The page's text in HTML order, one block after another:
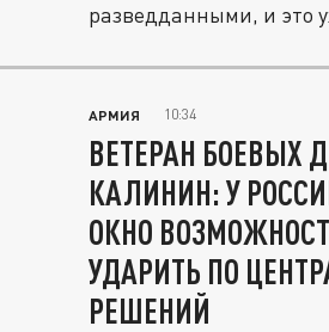
разведданными, и это
АРМИЯ 10:34
ВЕТЕРАН БОЕВЫХ
КАЛИНИН: У
ОКНО
УДАРИТЬ ПО
РЕШЕНИЙ